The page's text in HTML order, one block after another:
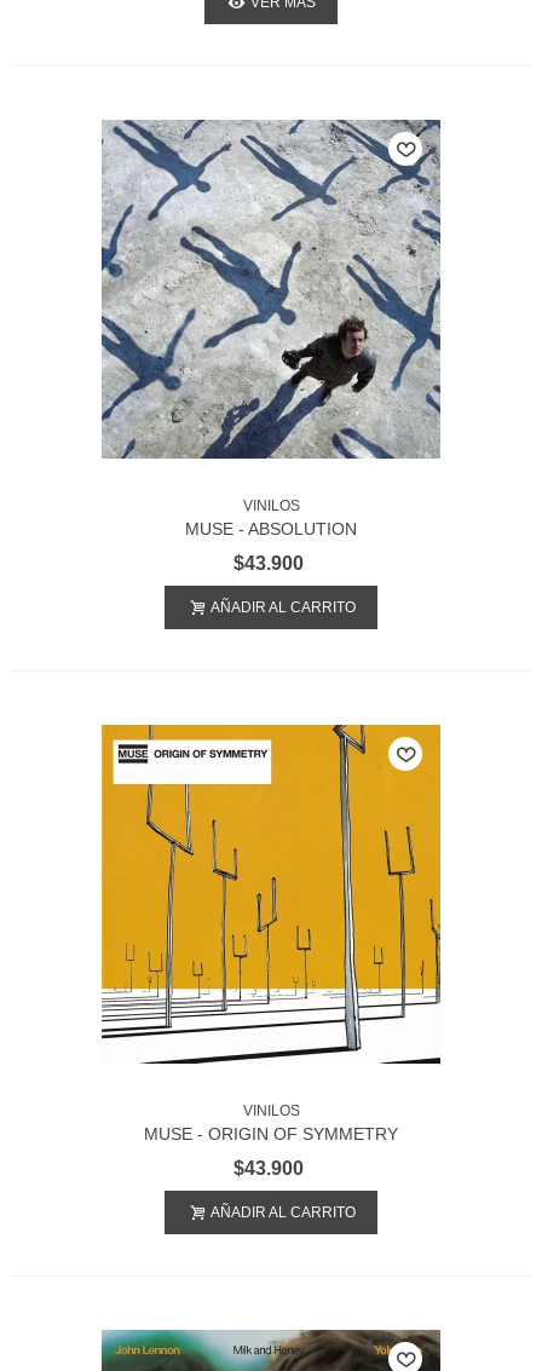
VINILOS
MUSE - ABSOLUTION
$43.900
AÑADIR AL CARRITO
VINILOS
MUSE - ORIGIN OF SYMMETRY
$43.900
AÑADIR AL CARRITO